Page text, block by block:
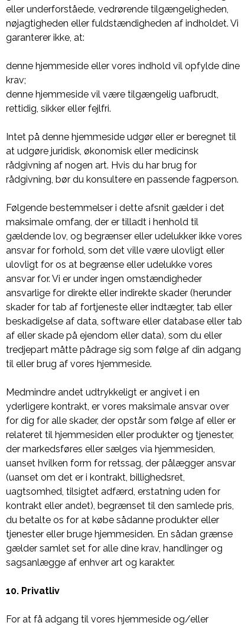
eller underforståede, vedrørende tilgængeligheden,
nøjagtigheden eller fuldstændigheden af ​​indholdet. Vi
garanterer ikke, at:
denne hjemmeside eller vores indhold vil opfylde dine
krav;
denne hjemmeside vil være tilgængelig uafbrudt,
rettidig, sikker eller fejlfri.
Intet på denne hjemmeside udgør eller er beregnet til
at udgøre juridisk, økonomisk eller medicinsk
rådgivning af nogen art. Hvis du har brug for
rådgivning, bør du konsultere en passende fagperson.
Følgende bestemmelser i dette afsnit gælder i det
maksimale omfang, der er tilladt i henhold til
gældende lov, og begrænser eller udelukker ikke vores
ansvar for forhold, som det ville være ulovligt eller
ulovligt for os at begrænse eller udelukke vores
ansvar for. Vi er under ingen omstændigheder
ansvarlige for direkte eller indirekte skader (herunder
skader for tab af fortjeneste eller indtægter, tab eller
beskadigelse af data, software eller database eller tab
af eller skade på ejendom eller data), som du eller
tredjepart måtte pådrage sig som følge af din adgang
til eller brug af vores hjemmeside.
Medmindre andet udtrykkeligt er angivet i en
yderligere kontrakt, er vores maksimale ansvar over
for dig for alle skader, der opstår som følge af eller er
relateret til hjemmesiden eller produkter og tjenester,
der markedsføres eller sælges via hjemmesiden,
uanset hvilken form for retssag, der pålægger ansvar
(uanset om det er i kontrakt, billighedsret,
uagtsomhed, tilsigtet adfærd, erstatning uden for
kontrakt eller andet), begrænset til den samlede pris,
du betalte os for at købe sådanne produkter eller
tjenester eller bruge hjemmesiden. En sådan grænse
gælder samlet set for alle dine krav, handlinger og
sagsanlægge af enhver art og karakter.
10. Privatliv
For at få adgang til vores hjemmeside og/eller